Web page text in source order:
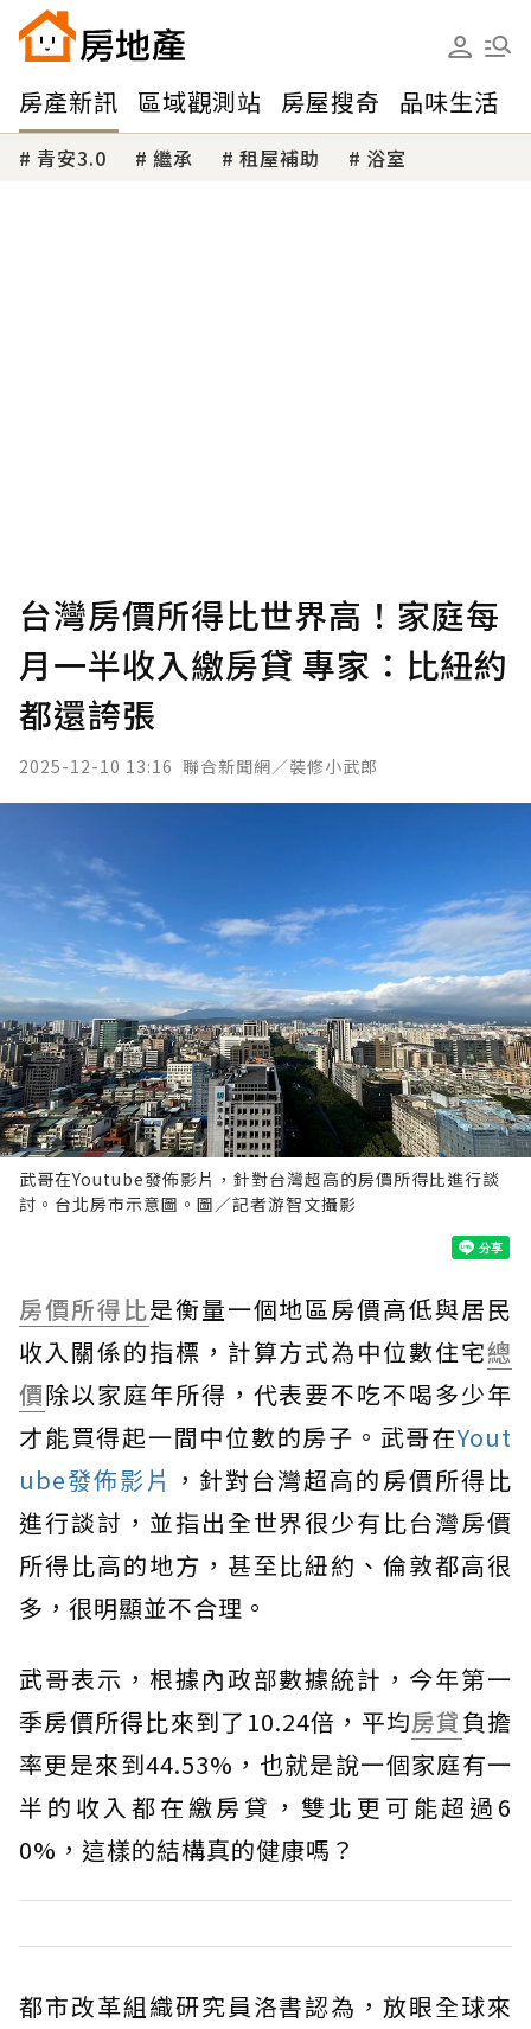
房產新訊 區域觀測站 房屋搜奇 品味生活
青安3.0 繼承 租屋補助 浴室
台灣房價所得比世界高！家庭每
月一半收入繳房貸 專家：比紐約
都還誇張
2025-12-10 13:16 聯合新聞網／裝修小武郎
武哥在Youtube發佈影片，針對台灣超高的房價所得比進行談
討。台北房市示意圖。圖／記者游智文攝影
房價所得比是衡量一個地區房價高低與居民
收入關係的指標，計算方式為中位數住宅總
價除以家庭年所得，代表要不吃不喝多少年
才能買得起一間中位數的房子。武哥在Yout
ube發佈影片 ，針對台灣超高的房價所得比
進行談討，並指出全世界很少有比台灣房價
所得比高的地方，甚至比紐約、倫敦都高很
多，很明顯並不合理。
武哥表示，根據內政部數據統計，今年第一
季房價所得比來到了10.24倍，平均房貸負擔
率更是來到44.53%，也就是說一個家庭有一
半的收入都在繳房貸，雙北更可能超過6
0%，這樣的結構真的健康嗎？
都市改革組織研究員洛書認為，放眼全球來